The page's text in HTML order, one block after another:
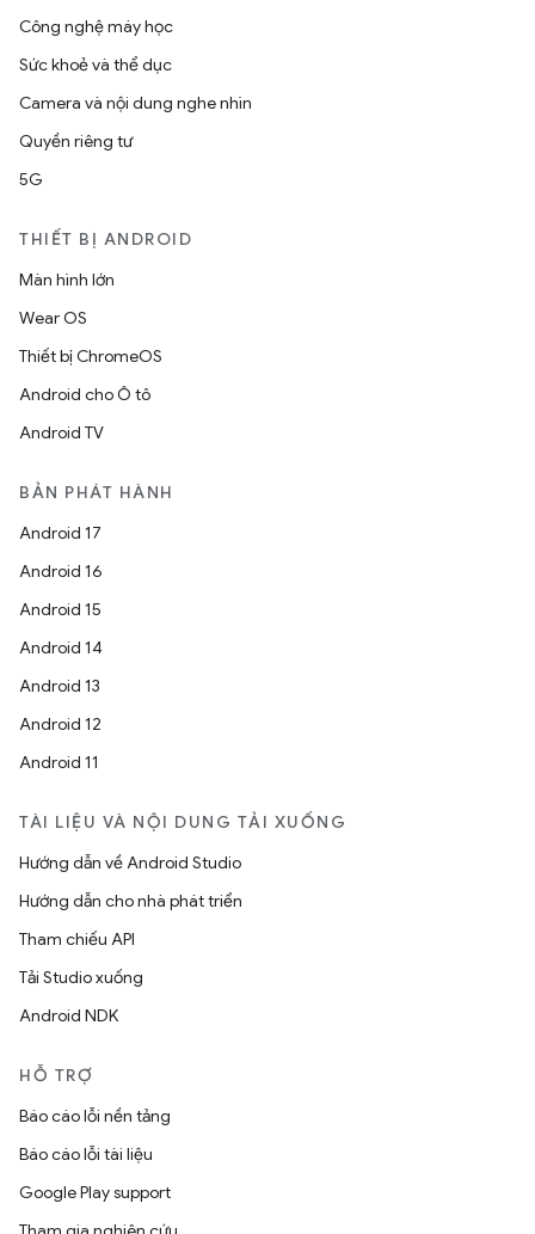
Công nghệ máy học
Sức khoẻ và thể dục
Camera và nội dung nghe nhìn
Quyền riêng tư
5G
THIẾT BỊ ANDROID
Màn hình lớn
Wear OS
Thiết bị ChromeOS
Android cho Ô tô
Android TV
BẢN PHÁT HÀNH
Android 17
Android 16
Android 15
Android 14
Android 13
Android 12
Android 11
TÀI LIỆU VÀ NỘI DUNG TẢI XUỐNG
Hướng dẫn về Android Studio
Hướng dẫn cho nhà phát triển
Tham chiếu API
Tải Studio xuống
Android NDK
HỖ TRỢ
Báo cáo lỗi nền tảng
Báo cáo lỗi tài liệu
Google Play support